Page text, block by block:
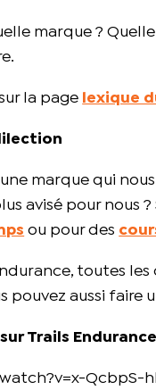
marque ?
la page lexique
marque qui
avisé pour nous ?
ou pour des
toutes les
pouvez aussi faire
Trails Endurance
QcbpS-